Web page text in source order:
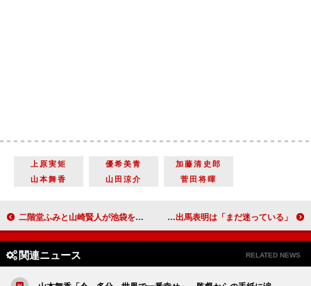
上原実矩 優希美青
加藤清史郎
山本舞香
山田涼介 菅田将暉
二階堂ふみと山崎賢人が池袋をジャック！？ ６年ぶりの共演に「お互いを見つめ直すことができた」 指原莉乃、歯列矯正の次は性格矯正！？ 総選挙出馬表明は「まだ迷っている」
関連ニュース RELATED NEWS